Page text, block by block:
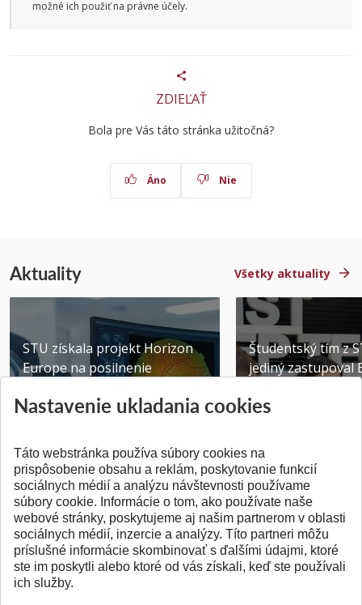
možné ich použiť na právne účely.
ZDIEĽAŤ
Bola pre Vás táto stránka užitočná?
Áno Nie
Aktuality Všetky aktuality
STU získala projekt Horizon
Europe na posilnenie
Publikované 31.07.2026
Študentský tím z
jediný zastupoval
Publikované
SPÄŤ NA VRCH
Nastavenie ukladania cookies
Táto webstránka používa súbory cookies na
prispôsobenie obsahu a reklám, poskytovanie funkcií
sociálnych médií a analýzu návštevnosti používame
súbory cookie. Informácie o tom, ako používate naše
webové stránky, poskytujeme aj našim partnerom v oblasti
sociálnych médií, inzercie a analýzy. Títo partneri môžu
príslušné informácie skombinovať s ďalšími údajmi, ktoré
ste im poskytli alebo ktoré od vás získali, keď ste používali
ich služby.